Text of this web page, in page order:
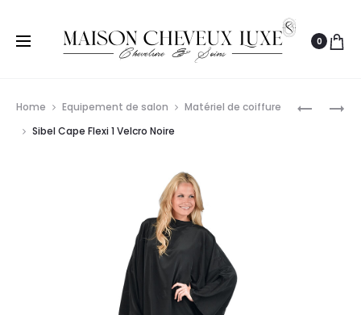
0
CRICKET
Home Equipement de salon
Matériel de coiffure
Sibel Cape Flexi 1 Velcro Noire